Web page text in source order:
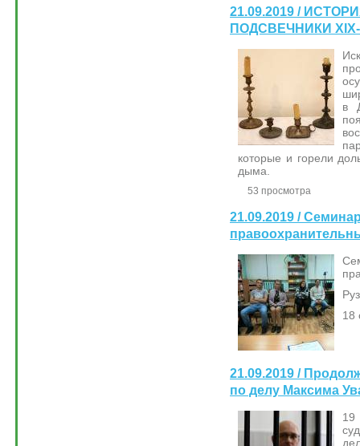
21.09.2019 /
ПОДСВЕЧНИКИ
в
которые и горели
дыма.
53 просмотра
21.09.2019 /
18
21.09.2019 /
по делу Максима
19